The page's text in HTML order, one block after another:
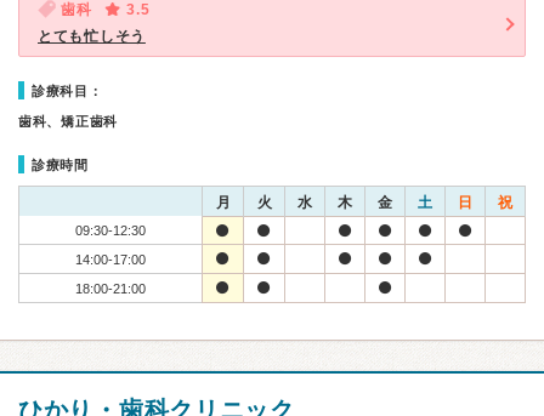
歯科
3.5
とても忙しそう
診療科目：
歯科、矯正歯科
診療時間
月 火 水 木 金 土 日 祝
09:30-12:30
14:00-17:00
18:00-21:00
ひかり・歯科クリニック